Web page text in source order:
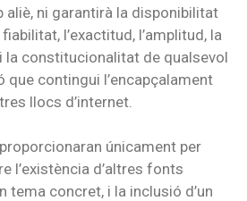
aliè, ni garantirà la disponibilitat
l’exactitud, l’amplitud, la
la constitucionalitat de qualsevol
contingui l’encapçalament
llocs d’internet.
únicament per
l’existència d’altres fonts
tema concret, i la inclusió d’un